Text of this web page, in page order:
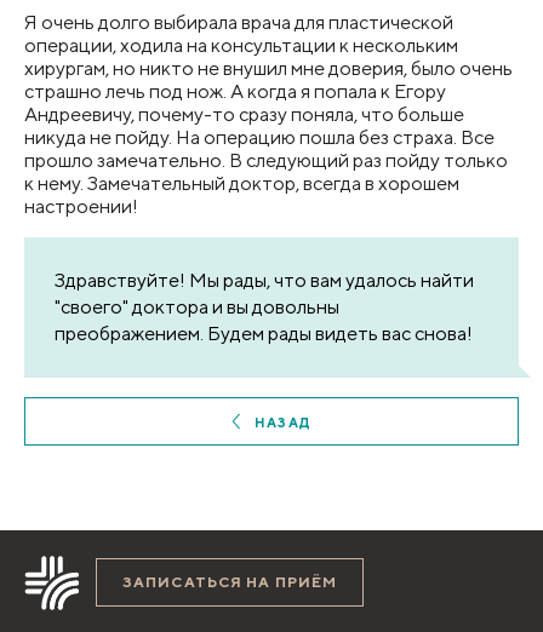
Я очень долго выбирала врача для пластической
операции, ходила на консультации к нескольким
хирургам, но никто не внушил мне доверия, было очень
страшно лечь под нож. А когда я попала к Егору
Андреевичу, почему-то сразу поняла, что больше
никуда не пойду. На операцию пошла без страха. Все
прошло замечательно. В следующий раз пойду только
к нему. Замечательный доктор, всегда в хорошем
настроении!
Здравствуйте! Мы рады, что вам удалось найти
"своего" доктора и вы довольны
преображением. Будем рады видеть вас снова!
НАЗАД
ЗАПИСАТЬСЯ НА ПРИЁМ